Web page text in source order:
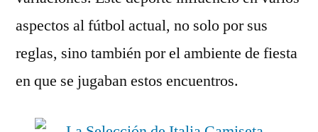
aspectos al fútbol actual, no solo por sus
reglas, sino también por el ambiente de fiesta
en que se jugaban estos encuentros.